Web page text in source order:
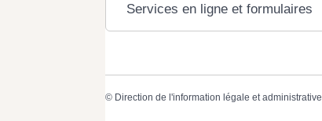
Services en ligne et formulaires
© Direction de l'information légale et administrative